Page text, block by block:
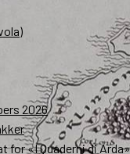
2026
for «I Quaderni di Arda»